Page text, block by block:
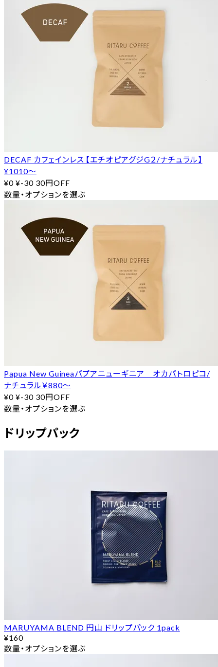
DECAF カフェインレス 【エチオピアグジG２/ナチュラル】
¥1010〜
¥0 ¥-30 30円OFF
数量・オプションを選ぶ
Papua New Guineaパプアニューギニア オカパトロピコ/
ナチュラル￥880〜
¥0 ¥-30 30円OFF
数量・オプションを選ぶ
ドリップパック
MARUYAMA BLEND 円山 ドリップパック 1pack
¥160
数量・オプションを選ぶ